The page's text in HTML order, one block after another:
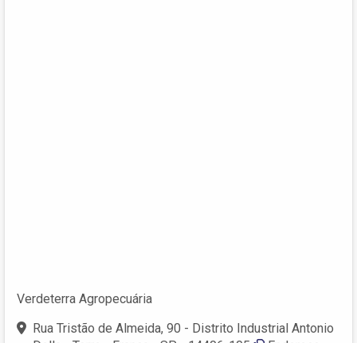
Verdeterra Agropecuária
Rua Tristão de Almeida, 90 - Distrito Industrial Antonio